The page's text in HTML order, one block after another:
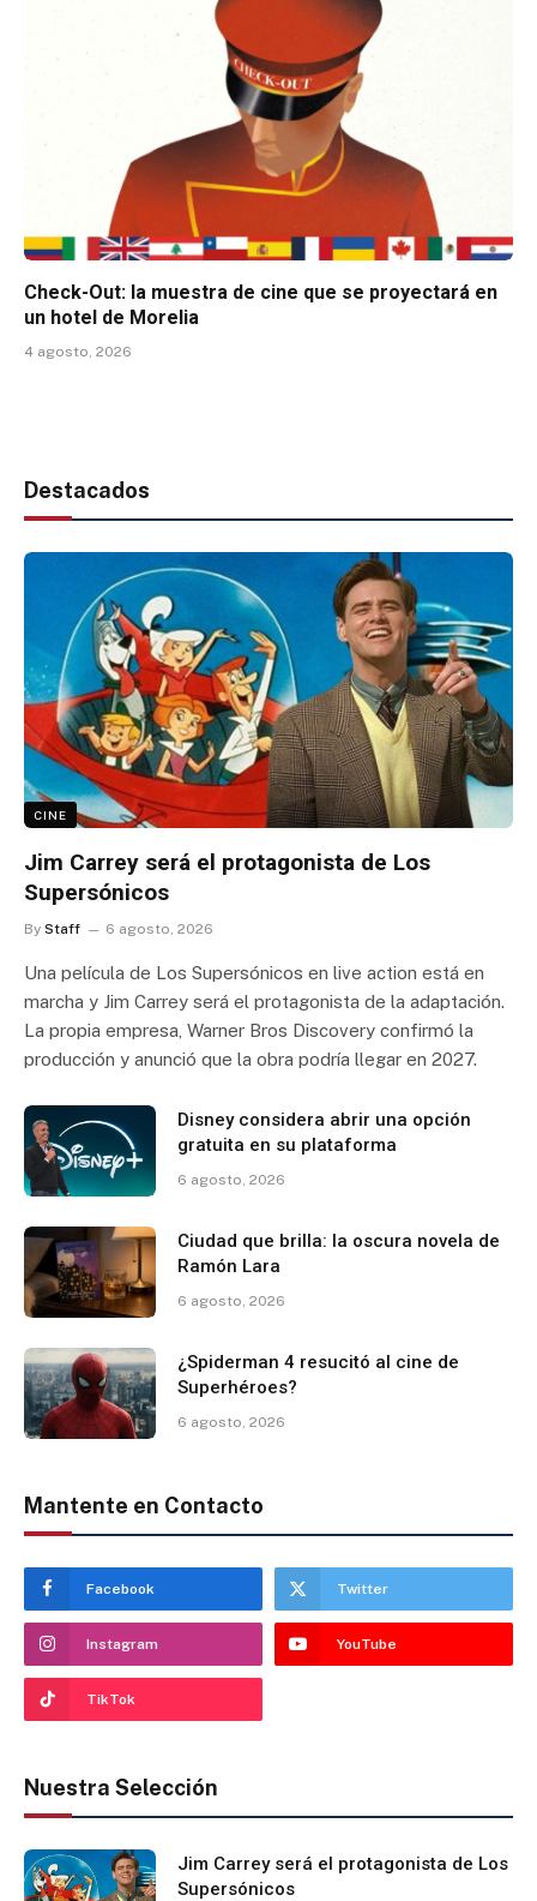
Check-Out: la muestra de cine que se proyectará en
un hotel de Morelia
4 agosto, 2026
Destacados
CINE
Jim Carrey será el protagonista de Los
Supersónicos
By Staff 6 agosto, 2026
Una película de Los Supersónicos en live action está en
marcha y Jim Carrey será el protagonista de la adaptación.
La propia empresa, Warner Bros Discovery confirmó la
producción y anunció que la obra podría llegar en 2027.
Disney considera abrir una opción
gratuita en su plataforma
6 agosto, 2026
Ciudad que brilla: la oscura novela de
Ramón Lara
6 agosto, 2026
¿Spiderman 4 resucitó al cine de
Superhéroes?
6 agosto, 2026
Mantente en Contacto
Facebook Twitter
Instagram YouTube
TikTok
Nuestra Selección
Jim Carrey será el protagonista de Los
Supersónicos